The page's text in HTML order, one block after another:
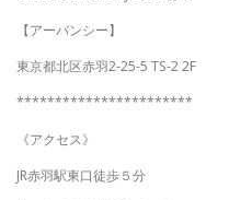
【アーバンシー】
東京都北区赤羽2-25-5 TS-2 2F
***********************
《アクセス》
JR赤羽駅東口徒歩５分